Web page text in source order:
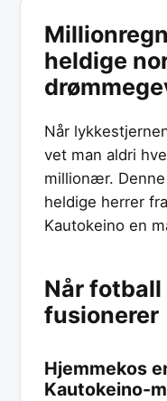
heldige
Når
vet man aldri
millionær.
heldige herrer
Kautokeino en
Når
fusionerer
Hjemmekos
Kautokeino-